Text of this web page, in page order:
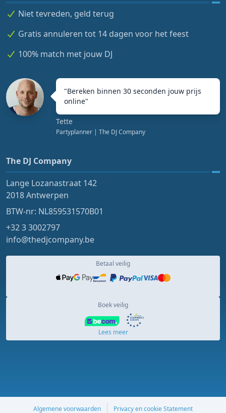
Niet tevreden, geld terug
Gratis annuleren tot 14 dagen voor het feest
100% match met jouw DJ
"Bereken binnen 30 seconden jouw prijs
online"
Tette
Partyplanner | The DJ Company
The DJ Company
Lange Lozanastraat 142
2018 Antwerpen
BTW-nr: NL859531570B01
+32 3 3002797
info@thedjcompany.be
Betaal veilig
Boek veilig
Lees meer
Algemene voorwaarden Privacy en cookie Statement